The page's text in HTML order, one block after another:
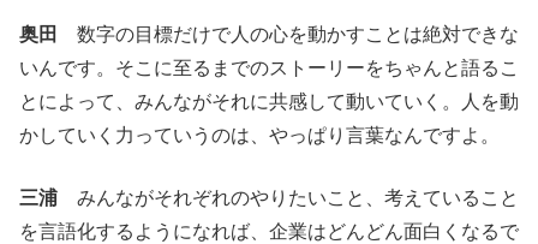
奥田
数字の目標だけで人の心を動かすことは絶対できな
いんです。そこに至るまでのストーリーをちゃんと語るこ
とによって、みんながそれに共感して動いていく。人を動
かしていく力っていうのは、やっぱり言葉なんですよ。
三浦 みんながそれぞれのやりたいこと、考えていること
を言語化するようになれば、企業はどんどん面白くなるで